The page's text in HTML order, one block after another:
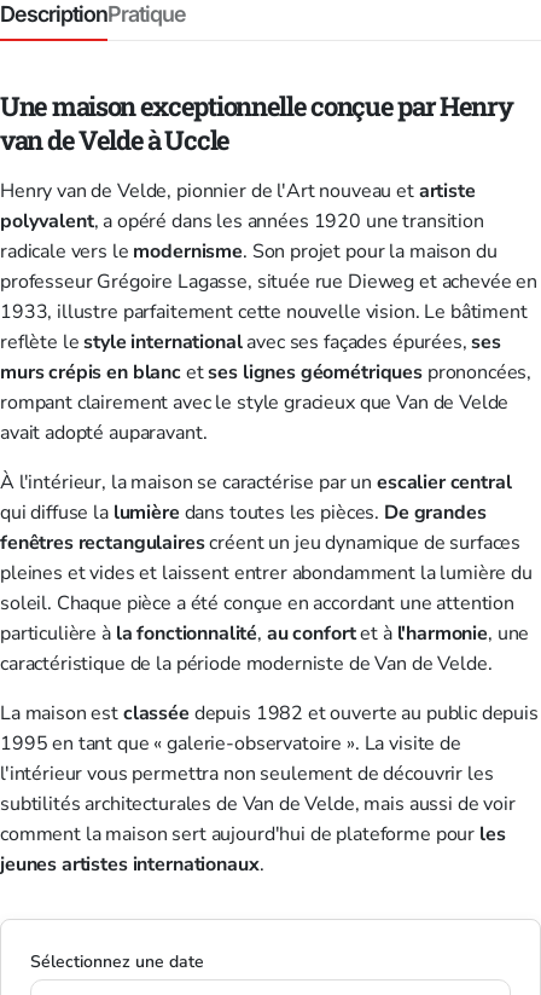
DescriptionPratique
Une maison exceptionnelle conçue par Henry
van de Velde à Uccle
Henry van de Velde, pionnier de l'Art nouveau etartiste
polyvalent, a opéré dans les années 1920 une transition
radicale vers le modernisme. Son projet pour la maison du
professeur Grégoire Lagasse, située rue Dieweg et achevée en
1933, illustre parfaitement cette nouvelle vision. Le bâtiment
reflète lestyle internationalavec ses façades épurées,ses
murs crépis en blancetses lignes géométriquesprononcées,
rompant clairement avec le style gracieux que Van de Velde
avait adopté auparavant.
À l'intérieur, la maison se caractérise par un escalier central
qui diffuse la lumière dans toutes les pièces. De grandes
fenêtres rectangulairescréent un jeu dynamique de surfaces
pleines et vides et laissent entrer abondamment la lumière du
soleil. Chaque pièce a été conçue en accordant une attention
particulière à la fonctionnalité, au confortet à l'harmonie, une
caractéristique de la période moderniste de Van de Velde.
La maison estclassée depuis 1982 et ouverte au public depuis
1995 en tant que « galerie-observatoire ». La visite de
l'intérieur vous permettra non seulement de découvrir les
subtilités architecturales de Van de Velde, mais aussi de voir
comment la maison sert aujourd'hui de plateforme pour les
jeunes artistes internationaux.
Sélectionnez une date